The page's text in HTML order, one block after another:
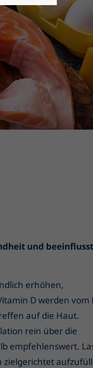
und beeinflusst
erhöhen,
D werden vom
auf die Haut.
rein über die
empfehlenswert.
zielgerichtet